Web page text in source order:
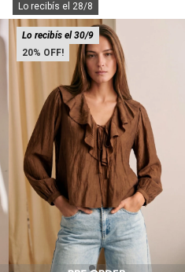
Lo recibís el 28/8
20
Lo recibís el 30/9
Talle